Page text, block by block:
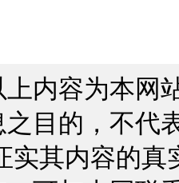
内容为本网
目的，不代
实其内容的